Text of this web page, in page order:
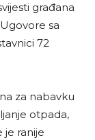
građana
sa
72
za nabavku
otpada,
je ranije